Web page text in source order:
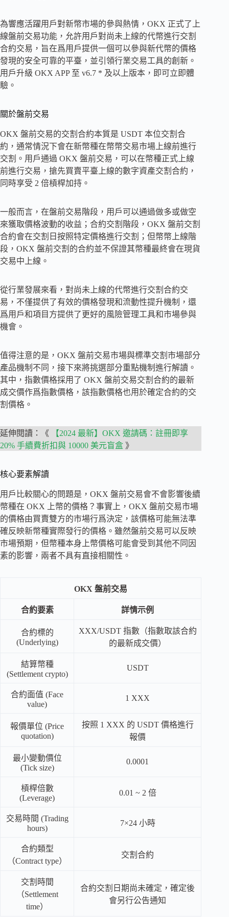
為響應活躍用戶對新幣市場的參與熱情，OKX 正式了上
線盤前交易功能，允許用戶對尚未上線的代幣進行交割
合約交易，旨在爲用戶提供一個可以參與新代幣的價格
發現的安全可靠的平臺，並引領行業交易工具的創新。
用戶升級 OKX APP 至 v6.7 * 及以上版本，即可立即體
驗。
關於盤前交易
OKX 盤前交易的交割合約本質是 USDT 本位交割合
約，通常情況下會在新幣種在幣幣交易市場上線前進行
交割。用戶通過 OKX 盤前交易，可以在幣種正式上線
前進行交易，搶先買賣平臺上線的數字資產交割合約，
同時享受 2 倍槓桿加持。
一般而言，在盤前交易階段，用戶可以通過做多或做空
來獲取價格波動的收益；合約交割階段，OKX 盤前交割
合約會在交割日按照特定價格進行交割；但幣幣上線階
段，OKX 盤前交割的合約並不保證其幣種最終會在現貨
交易中上線。
從行業發展來看，對尚未上線的代幣進行交割合約交
易，不僅提供了有效的價格發現和流動性提升機制，還
爲用戶和項目方提供了更好的風險管理工具和市場參與
機會。
值得注意的是，OKX 盤前交易市場與標準交割市場部分
產品機制不同，接下來將挑選部分重點機制進行解讀。
其中，指數價格採用了 OKX 盤前交易交割合約的最新
成交價作爲指數價格，該指數價格也用於確定合約的交
割價格。
延伸閱讀：《
【2024 最新】OKX 邀請碼：註冊即享
20% 手續費折扣與 10000 美元盲盒 》
核心要素解讀
用戶比較關心的問題是，OKX 盤前交易會不會影響後續
幣種在 OKX 上幣的價格？事實上，OKX 盤前交易市場
的價格由買賣雙方的市場行爲決定，該價格可能無法準
確反映新幣種實際發行的價格。雖然盤前交易可以反映
市場預期，但幣種本身上幣價格可能會受到其他不同因
素的影響，兩者不具有直接相關性。
OKX 盤前交易
合約要素 詳情示例
合約標的
(Underlying)
XXX/USDT 指數（指數取該合約
的最新成交價）
結算幣種
(Settlement crypto)
USDT
合約面值 (Face
value)
1 XXX
報價單位 (Price
quotation)
按照 1 XXX 的 USDT 價格進行
報價
最小變動價位
(Tick size)
0.0001
槓桿倍數
(Leverage)
0.01 ~ 2 倍
交易時間 (Trading
hours)
7×24 小時
合約類型
（Contract type）
交割合約
交割時間
（Settlement
time）
合約交割日期尚未確定，確定後
會另行公告通知